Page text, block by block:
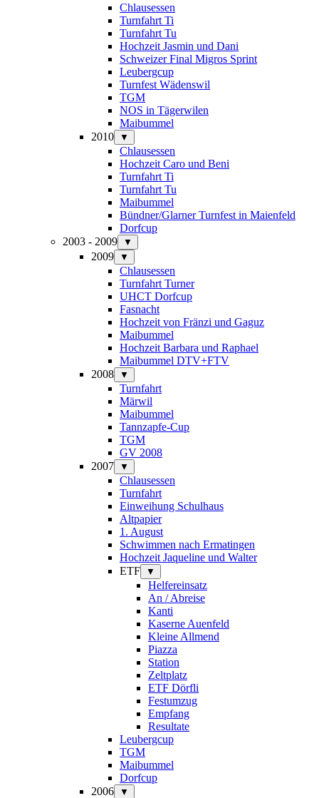
Chlausessen
Turnfahrt Ti
Turnfahrt Tu
Hochzeit Jasmin und Dani
Schweizer Final Migros Sprint
Leubergcup
Turnfest Wädenswil
TGM
NOS in Tägerwilen
Maibummel
2010
▼
Chlausessen
Hochzeit Caro und Beni
Turnfahrt Ti
Turnfahrt Tu
Maibummel
Bündner/Glarner Turnfest in Maienfeld
Dorfcup
2003 - 2009
▼
2009 ▼
Chlausessen
Turnfahrt Turner
UHCT Dorfcup
Fasnacht
Hochzeit von Fränzi und Gaguz
Maibummel
Hochzeit Barbara und Raphael
Maibummel DTV+FTV
2008
▼
Turnfahrt
Märwil
Maibummel
Tannzapfe-Cup
TGM
GV 2008
2007
▼
Chlausessen
Turnfahrt
Einweihung Schulhaus
Altpapier
1. August
Schwimmen nach Ermatingen
Hochzeit Jaqueline und Walter
ETF
▼
Helfereinsatz
An / Abreise
Kanti
Kaserne Auenfeld
Kleine Allmend
Piazza
Station
Zeltplatz
ETF Dörfli
Festumzug
Empfang
Resultate
Leubergcup
TGM
Maibummel
Dorfcup
2006
▼